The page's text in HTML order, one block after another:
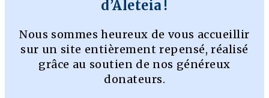
d’Aleteia !
Nous sommes heureux de vous accueillir
sur un site entièrement repensé, réalisé
grâce au soutien de nos généreux
donateurs.